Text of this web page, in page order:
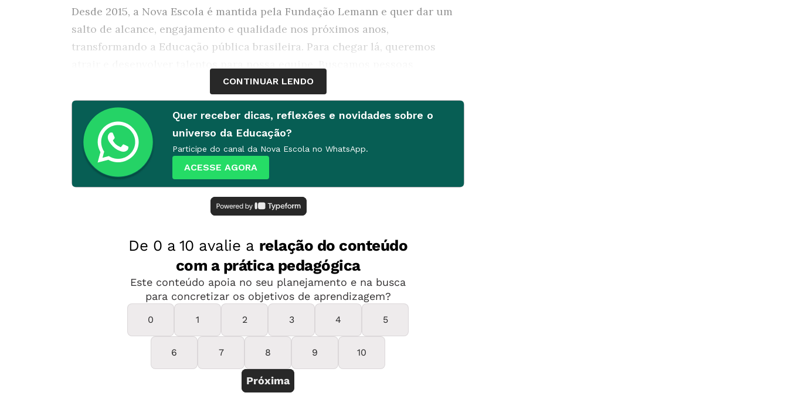
Desde 2015, a Nova Escola é mantida pela Fundação Lemann e quer dar um
salto de alcance, engajamento e qualidade nos próximos anos,
transformando a Educação pública brasileira. Para chegar lá, queremos
excelentes que acreditem nas forças transformadoras da Educação e da
tecnologia.
Responsabilidades
Desenvolver projetos com supervisão do time
Comunicação com outras áreas da organização, potenciais parceiros
Estruturação e execução de apresentações e análise de resultados
Acompanhamento do orçamento e metas da área
Participação em reuniões e envolvimento nas atividades da organização
Buscamos pessoas que...
Queiram causar grande impacto na Educação do Brasil;
Tenham interesse e facilidade de trabalhar em um ambiente dinâmico e
desejo de contribuir com a equipe;
Boa capacidade de organização e estruturação de problemas;
CONTINUAR LENDO
Quer receber dicas, reflexões e novidades sobre o
universo da Educação?
Participe do canal da Nova Escola no WhatsApp.
ACESSE AGORA